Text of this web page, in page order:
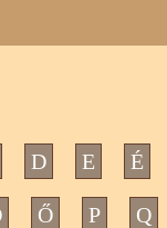
D E É
Ő P Q